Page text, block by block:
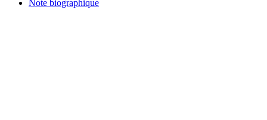
Note biographique